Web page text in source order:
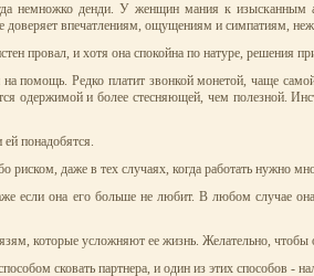
немножко денди. У женщин мания к
доверяет впечатлениям, ощущениям и симпатиям,
провал, и хотя она спокойна по натуре,
помощь. Редко платит звонкой монетой, чаще
одержимой и более стесняющей, чем полезной.
ей понадобятся.
даже в тех случаях, когда работать нужно
если она его больше не любит. В любом случае
которые усложняют ее жизнь. Желательно, чтобы
сковать партнера, и один из этих способов -